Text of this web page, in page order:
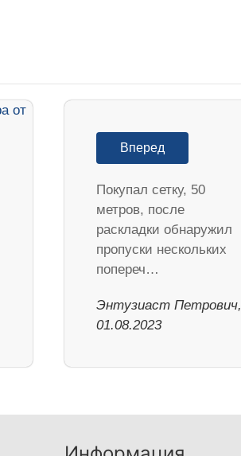
Вперед
Покупал сетку, 50
метров, после
раскладки обнаружил
пропуски нескольких
попереч…
Энтузиаст Петрович,
01.08.2023